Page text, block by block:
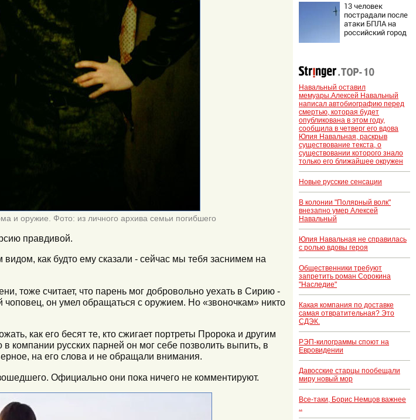
и оружие. Фото: из личного архива семьи погибшего
правдивой.
как будто ему сказали - сейчас мы тебя заснимем на
тоже считает, что парень мог добровольно уехать в Сирию -
он умел обращаться с оружием. Но «звоночкам» никто
как его бесят те, кто сжигает портреты Пророка и другим
компании русских парней он мог себе позволить выпить, в
на его слова и не обращали внимания.
Официально они пока ничего не комментируют.
13 человек
пострадали после
атаки БПЛА на
российский город
Навальный оставил
мемуары.Алексей Навальный
написал автобиографию перед
смертью, которая будет
опубликована в этом году,
сообщила в четверг его вдова
Юлия Навальная, раскрыв
существование текста, о
существовании которого знало
только его ближайшее окружен
Новые русские сенсации
В колонии "Полярный волк"
внезапно умер Алексей
Навальный
Юлия Навальная не справилась
с ролью вдовы героя
Общественники требуют
запретить роман Сорокина
"Наследие"
Какая компания по доставке
самая отвратительная? Это
СДЭК.
РЭП-килограммы споют на
Евровидении
Давосские старцы пообещали
миру новый мор
Все-таки, Борис Немцов важнее